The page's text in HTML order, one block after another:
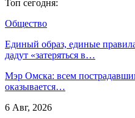
Топ сегодня:
Общество
Единый образ, единые
дадут «затеряться в…
Мэр Омска: всем
оказывается…
6 Авг, 2026